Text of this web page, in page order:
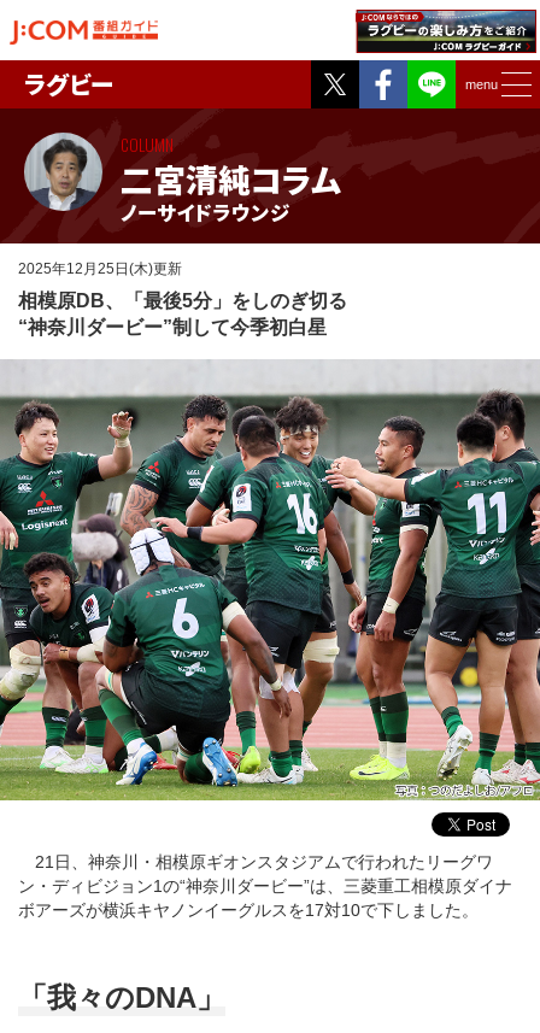
Twitter
Facebook
menu
ラグビー
二宮清純コラム
ノーサイドラウンジ
COLUMN
2025年12月25日(木)更新
相模原DB、「最後5分」をしのぎ切る
“神奈川ダービー”制して今季初白星
21日、神奈川・相模原ギオンスタジアムで行われたリーグワ
ン・ディビジョン1の“神奈川ダービー”は、三菱重工相模原ダイナ
ボアーズが横浜キヤノンイーグルスを17対10で下しました。
「我々のDNA」